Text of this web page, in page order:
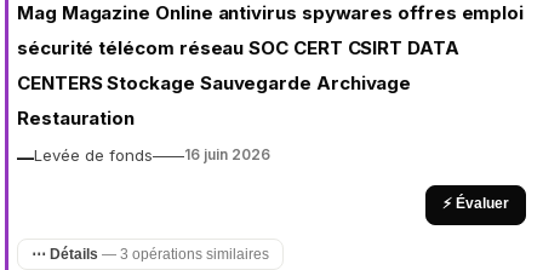
Mag Magazine Online antivirus spywares offres emploi
sécurité télécom réseau SOC CERT CSIRT DATA
CENTERS Stockage Sauvegarde Archivage
Restauration
Levée de fonds
— ——16 juin 2026
⚡ Évaluer
⋯ Détails — 3 opérations similaires